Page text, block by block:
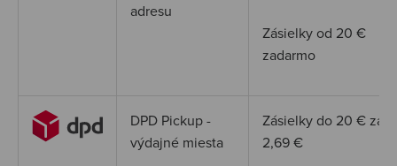
adresu
Zásielky od 20 €
zadarmo
DPD Pickup -
výdajné miesta
Zásielky do 20 € za
2,69€